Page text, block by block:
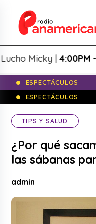
Micky |4:00PM -
ESPECTÁCULOS
ESPECTÁCULOS
TIPS Y SALUD
¿Por qué
las sábanas
admin